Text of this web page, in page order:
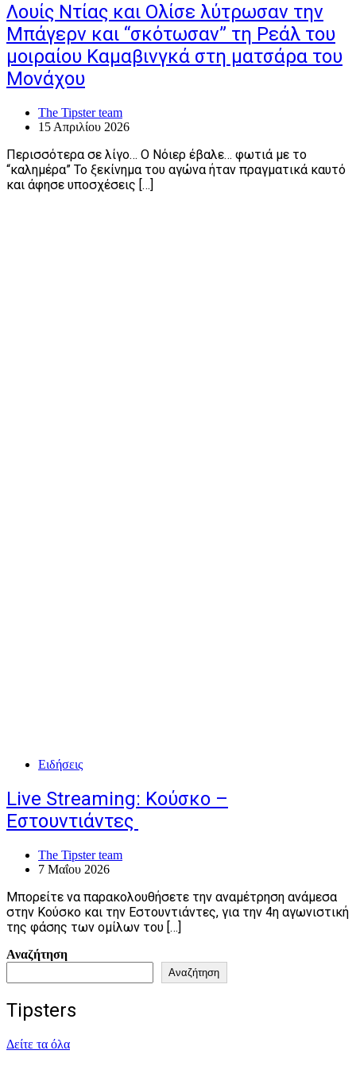
Λουίς Ντίας και Ολίσε λύτρωσαν την
Μπάγερν και “σκότωσαν” τη Ρεάλ του
μοιραίου Καμαβινγκά στη ματσάρα του
Μονάχου
The Tipster team
15 Απριλίου 2026
Περισσότερα σε λίγο… Ο Νόιερ έβαλε… φωτιά με το
“καλημέρα” Το ξεκίνημα του αγώνα ήταν πραγματικά καυτό
και άφησε υποσχέσεις […]
Ειδήσεις
Live Streaming: Κούσκο –
Εστουντιάντες
The Tipster team
7 Μαΐου 2026
Μπορείτε να παρακολουθήσετε την αναμέτρηση ανάμεσα
στην Κούσκο και την Εστουντιάντες, για την 4η αγωνιστική
της φάσης των ομίλων του […]
Αναζήτηση
Αναζήτηση
Tipsters
Δείτε τα όλα